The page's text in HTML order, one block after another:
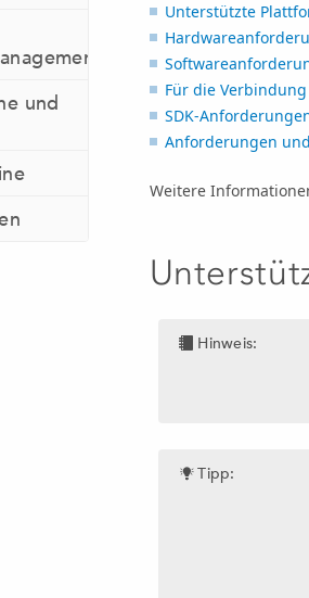
und
Unterstützte
Für die
SDK-
Anforderungen
Weitere
Hinweis:
Tipp: